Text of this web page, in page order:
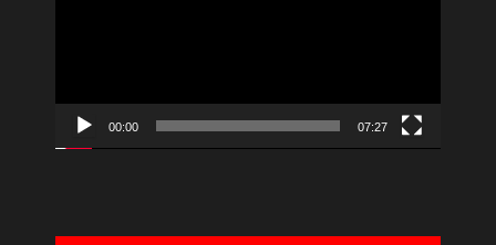
00:00 07:27